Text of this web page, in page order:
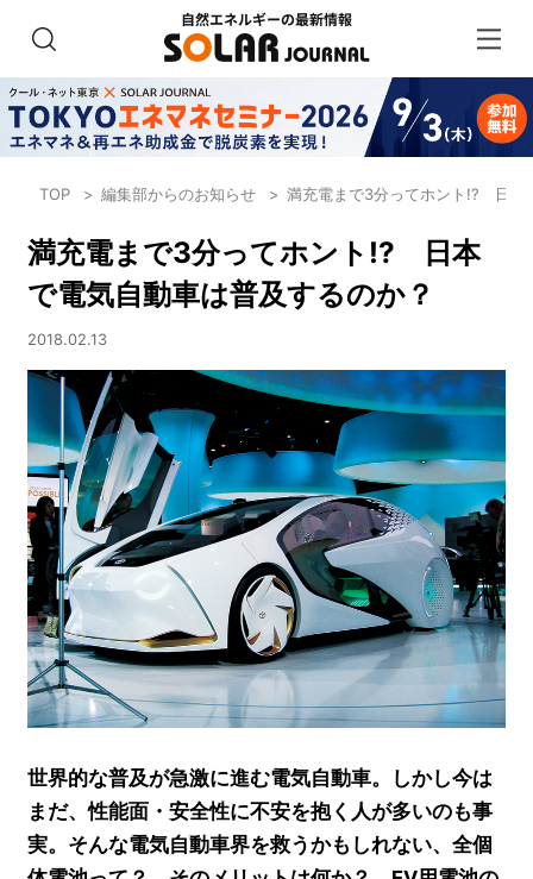
TOP 編集部からのお知らせ 満充電まで3分ってホント!? 日本
満充電まで3分ってホント!? 日本
で電気自動車は普及するのか？
2018.02.13
世界的な普及が急激に進む電気自動車。しかし今は
まだ、性能面・安全性に不安を抱く人が多いのも事
実。そんな電気自動車界を救うかもしれない、全個